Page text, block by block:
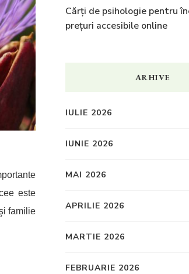
este
familie
Cărți de psihologie pentru
prețuri accesibile online
ARHIVE
IULIE 2026
IUNIE 2026
MAI 2026
APRILIE 2026
MARTIE 2026
FEBRUARIE 2026